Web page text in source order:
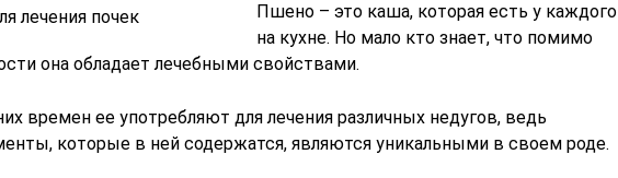
Пшено – это каша, которая есть у каждого
на кухне. Но мало кто знает, что помимо
она обладает лечебными свойствами.
времен ее употребляют для лечения различных недугов, ведь
которые в ней содержатся, являются уникальными в своем роде.